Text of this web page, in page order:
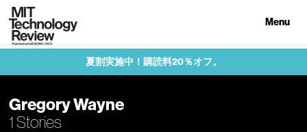
Menu
夏割実施中！購読料20％オフ。
Gregory Wayne
1 Stories